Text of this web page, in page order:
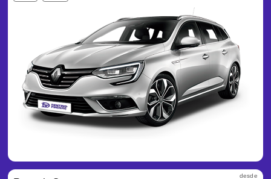
desde